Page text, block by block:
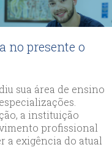
no presente o
sua área de ensino
a instituição
profissional
a exigência do atual